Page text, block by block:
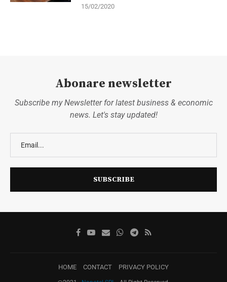
15/02/2020
Abonare newsletter
Subscribe my Newsletter for latest business & economic
news. Let's stay updated!
HOME CONTACT PRIVACY POLICY